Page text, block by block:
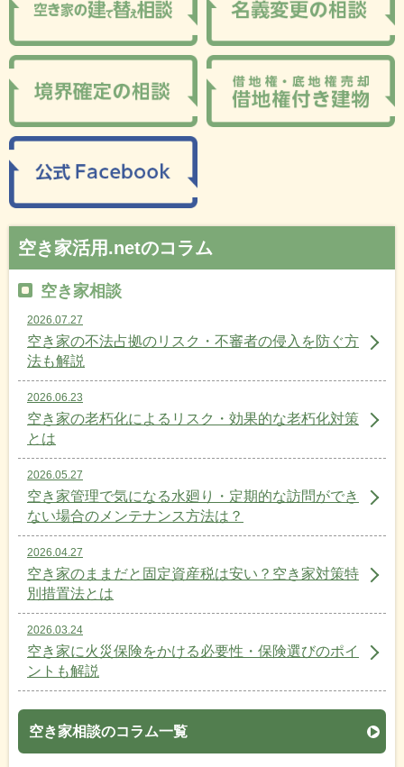
空き家活用.netのコラム
空き家相談
2026.07.27
空き家の不法占拠のリスク・不審者の侵入を防ぐ方
法も解説
2026.06.23
空き家の老朽化によるリスク・効果的な老朽化対策
とは
2026.05.27
空き家管理で気になる水廻り・定期的な訪問ができ
ない場合のメンテナンス方法は？
2026.04.27
空き家のままだと固定資産税は安い？空き家対策特
別措置法とは
2026.03.24
空き家に火災保険をかける必要性・保険選びのポイ
ントも解説
空き家相談のコラム一覧